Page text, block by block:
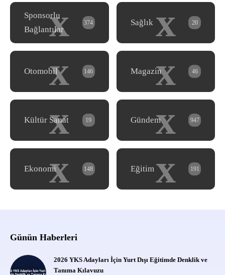
x
Sponsorlu
Bağlantılar
374 x
Sağlık 20
x
Otomobil 146 x
Magazin 46
x
Kültür Sanat 19 x
Gündem 947
x
Ekonomi 148 x
Eğitim 191
Günün Haberleri
2026 YKS Adayları İçin Yurt Dışı Eğitimde Denklik ve
Tanıma Kılavuzu